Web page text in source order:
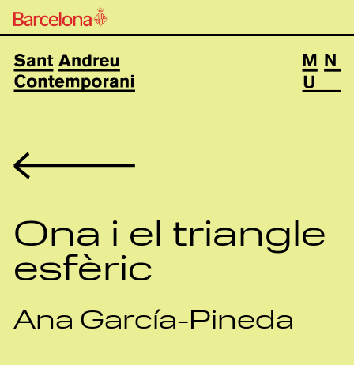
Ona i el triangle
esfèric
Ana García-Pineda